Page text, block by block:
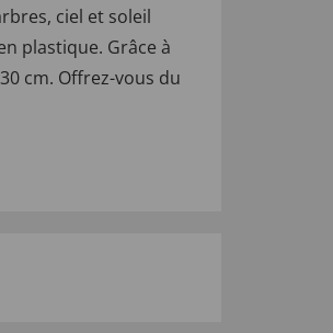
ciel et soleil
plastique. Grâce à
cm. Offrez-vous du